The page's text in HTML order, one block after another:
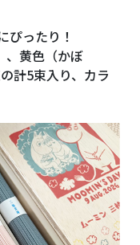
ぴったり！
、黄色（かぼ
計5束入り、カラ